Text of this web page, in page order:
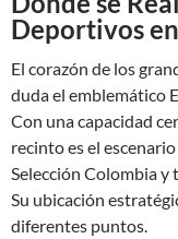
Deportivos
El corazón de los
duda el emblemático
Con una capacidad
recinto es el
Selección Colombia
Su ubicación
diferentes puntos.